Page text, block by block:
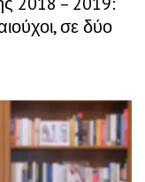
σε δύο